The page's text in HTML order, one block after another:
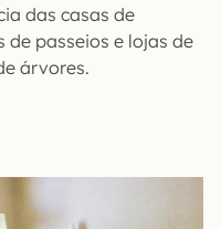
das casas de
de passeios e lojas de
árvores.